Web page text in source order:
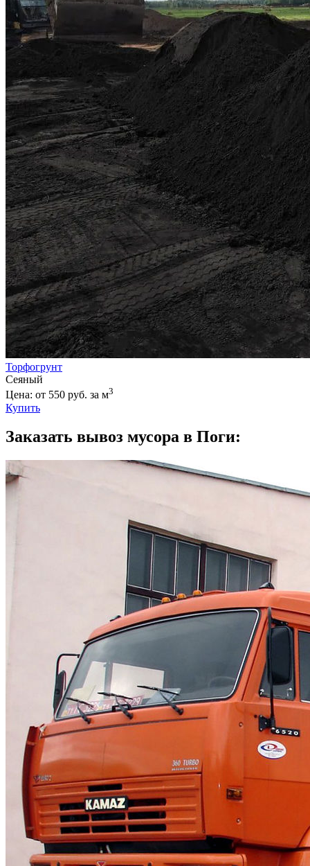
Торфогрунт
Сеяный
Цена: от 550 руб. за м3
Купить
Заказать вывоз мусора в Поги: